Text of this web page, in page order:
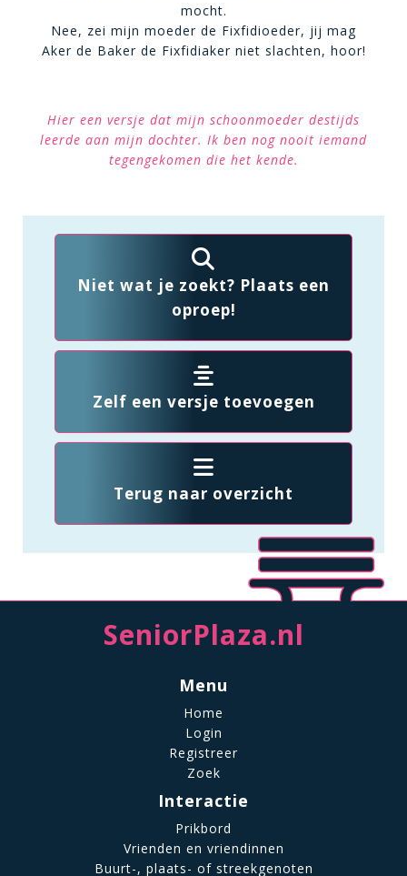
mocht.
Nee, zei mijn moeder de Fixfidioeder, jij mag
Aker de Baker de Fixfidiaker niet slachten, hoor!
Hier een versje dat mijn schoonmoeder destijds
leerde aan mijn dochter. Ik ben nog nooit iemand
tegengekomen die het kende.
Niet wat je zoekt? Plaats een
oproep!
Zelf een versje toevoegen
Terug naar overzicht
SeniorPlaza.nl
Menu
Home
Login
Registreer
Zoek
Interactie
Prikbord
Vrienden en vriendinnen
Buurt-, plaats- of streekgenoten